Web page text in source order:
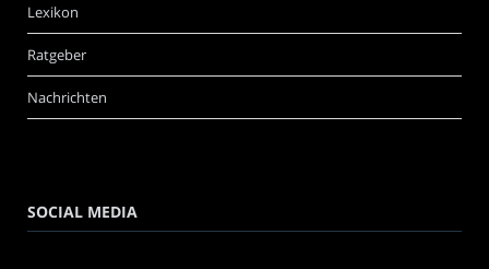
Lexikon
Ratgeber
Nachrichten
SOCIAL MEDIA